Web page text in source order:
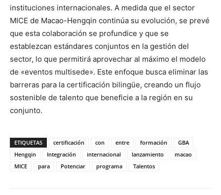
instituciones internacionales. A medida que el sector
MICE de Macao-Hengqin continúa su evolución, se prevé
que esta colaboración se profundice y que se
establezcan estándares conjuntos en la gestión del
sector, lo que permitirá aprovechar al máximo el modelo
de «eventos multisede». Este enfoque busca eliminar las
barreras para la certificación bilingüe, creando un flujo
sostenible de talento que beneficie a la región en su
conjunto.
ETIQUETAS certificación con entre formación
GBA
Hengqin
Integración internacional lanzamiento
macao
MICE
para Potenciar programa Talentos